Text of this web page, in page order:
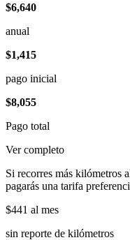
$6,640
anual
$1,415
pago inicial
$8,055
Pago total
Ver completo
Si recorres más kilómetros
pagarás una tarifa
$441 al mes
sin reporte de kilómetros